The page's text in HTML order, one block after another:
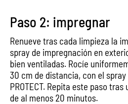
Paso 2: impregnar
Renueve tras cada limpieza la
spray de impregnación en
bien ventiladas. Rocíe
30 cm de distancia, con el spray
PROTECT. Repita este paso
de al menos 20 minutos.